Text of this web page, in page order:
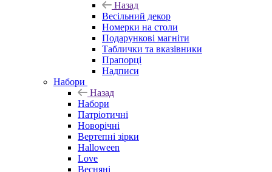
Назад
Весільний декор
Номерки на столи
Подарункові магніти
Таблички та вказівники
Прапорці
Надписи
Набори
Назад
Набори
Патріотичні
Новорічні
Вертепні зірки
Halloween
Love
Весняні